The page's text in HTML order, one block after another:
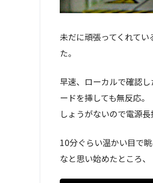
未だに頑張ってくれてい
た。
早速、ローカルで確認
ードを挿しても無反応。
しょうがないので電源
10分ぐらい温かい目で
なと思い始めたところ、